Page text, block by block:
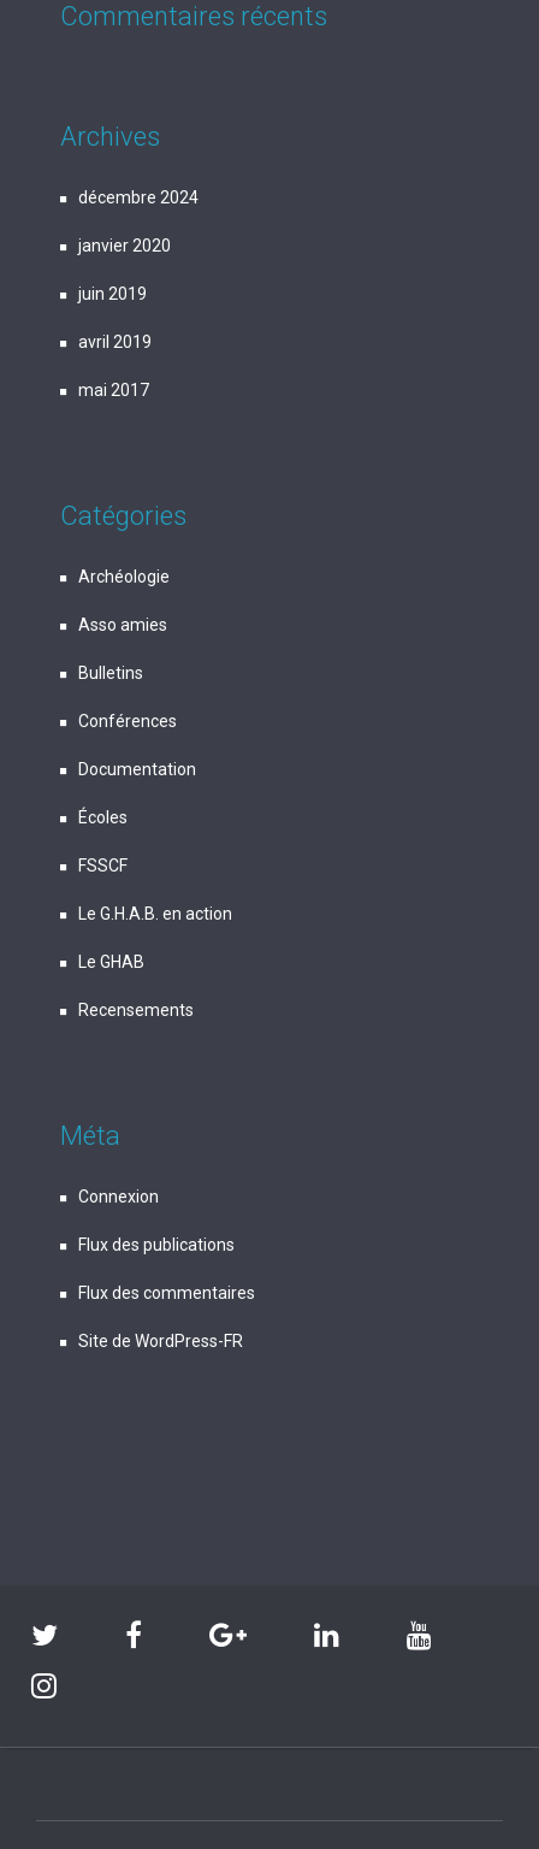
Commentaires récents
Archives
décembre 2024
janvier 2020
juin 2019
avril 2019
mai 2017
Catégories
Archéologie
Asso amies
Bulletins
Conférences
Documentation
Écoles
FSSCF
Le G.H.A.B. en action
Le GHAB
Recensements
Méta
Connexion
Flux des publications
Flux des commentaires
Site de WordPress-FR